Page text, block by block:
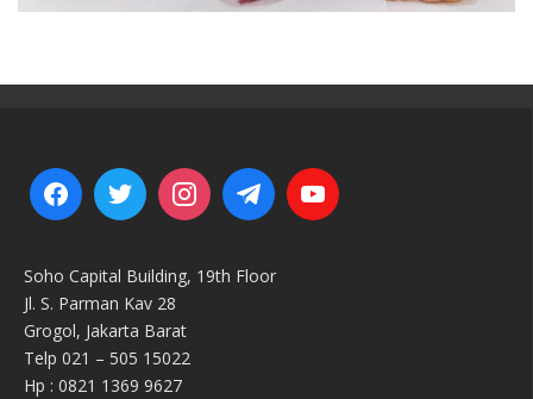
Soho Capital Building, 19th Floor
Jl. S. Parman Kav 28
Grogol, Jakarta Barat
Telp 021 – 505 15022
Hp : 0821 1369 9627